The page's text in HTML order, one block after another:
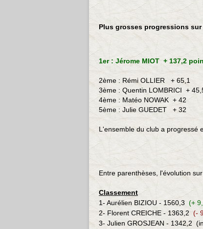
Plus grosses progressions
1er : Jérome MIOT + 137,2
2ème : Rémi OLLIER + 65,1
3ème : Quentin LOMBRICI +
4ème : Matéo NOWAK + 42
5ème : Julie GUEDET + 32
L'ensemble du club a progressé
Entre parenthèses, l'évolution
Classement
1- Aurélien BIZIOU - 1560,3 (+
2- Florent CREICHE - 1363,2 (-
3- Julien GROSJEAN - 1342,2